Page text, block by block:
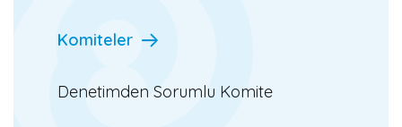
Komiteler
Denetimden Sorumlu Komite